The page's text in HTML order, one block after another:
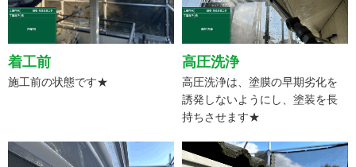
着工前
施工前の状態です★
高圧洗浄
高圧洗浄は、塗膜の早期劣化を
誘発しないようにし、塗装を長
持ちさせます★